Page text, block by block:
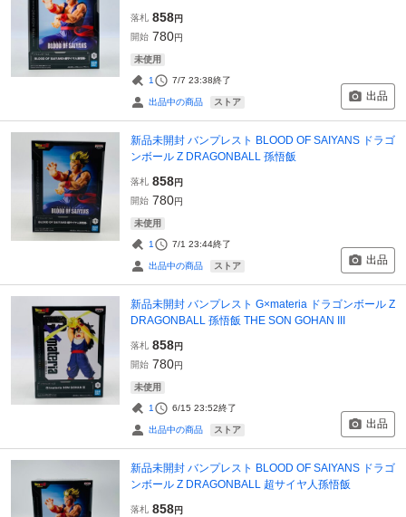
落札 858円
開始 780円
未使用
1 7/7 23:38終了
出品中の商品 ストア 出品
新品未開封 バンプレスト BLOOD OF SAIYANS ドラゴ
ンボール Z DRAGONBALL 孫悟飯
落札 858円
開始 780円
未使用
1 7/1 23:44終了
出品中の商品 ストア 出品
新品未開封 バンプレスト G×materia ドラゴンボール Z
DRAGONBALL 孫悟飯 THE SON GOHAN III
落札 858円
開始 780円
未使用
1 6/15 23:52終了
出品中の商品 ストア 出品
新品未開封 バンプレスト BLOOD OF SAIYANS ドラゴ
ンボール Z DRAGONBALL 超サイヤ人孫悟飯
落札 858円